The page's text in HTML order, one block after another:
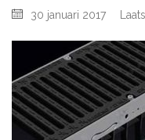
30 januari 2017